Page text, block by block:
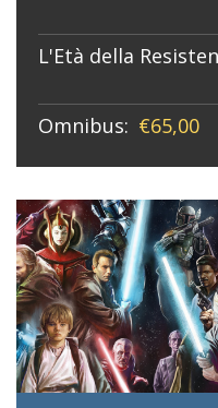
L'Età della
Omnibus: €65,00